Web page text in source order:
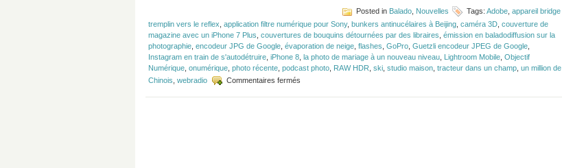
Posted in Balado Nouvelles Tags: Adobe appareil bridge
tremplin vers le reflex application filtre numérique pour Sony, bunkers antinucélaires à Beijing caméra 3D couverture de
magazine avec un iPhone 7 Plus couvertures de bouquins détournées par des libraires émission en baladodiffusion sur la
photographie encodeur JPG de Google évaporation de neige flashes GoPro Guetzli encodeur JPEG de Google
Instagram en train de s'autodétruire iPhone 8 la photo de mariage à un nouveau niveau Lightroom Mobile Objectif
Numérique onumérique photo récente podcast photo RAW HDR ski studio maison tracteur dans un champ un million de
Chinois webradio Commentaires fermés
#106